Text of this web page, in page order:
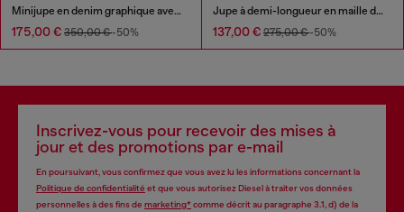
Minijupe en denim graphique avec cristaux
175,00 € 350,00 €-50%
Jupe à demi-longueur en maille de lin à imprimé inversé
137,00 € 275,00 €-50%
Inscrivez-vous pour recevoir des mises à
jour et des promotions par e-mail
En poursuivant, vous confirmez que vous avez lu les informations concernant la
Politique de confidentialité et que vous autorisez Diesel à traiter vos données
personnelles à des fins de marketing*comme décrit au paragraphe 3.1, d) de la